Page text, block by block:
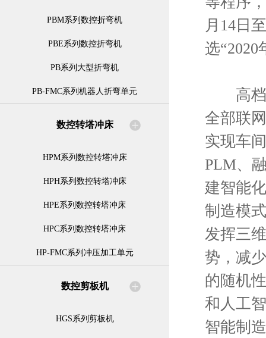
PBM系列数控折弯机
PBE系列数控折弯机
PB系列大型折弯机
PB-FMC系列机器人折弯单元
数控转塔冲床
HPM系列数控转塔冲床
HPH系列数控转塔冲床
HPE系列数控转塔冲床
HPC系列数控转塔冲床
HP-FMC系列冲压加工单元
数控剪板机
HGS系列剪板机
月14日
选
高档
全部联
实现车
PLM、
建智能
制造模
发挥三
势，减
的随机
和人工
智能制